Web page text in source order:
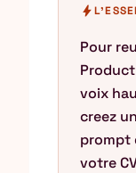
bolt
Pour
voix
creez
prompt
votre